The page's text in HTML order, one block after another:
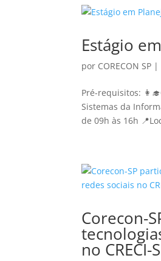
Estágio
por CORECON SP |
Pré-requisitos:
Sistemas da
de 09h às 16h
Corecon-
no CRECI-